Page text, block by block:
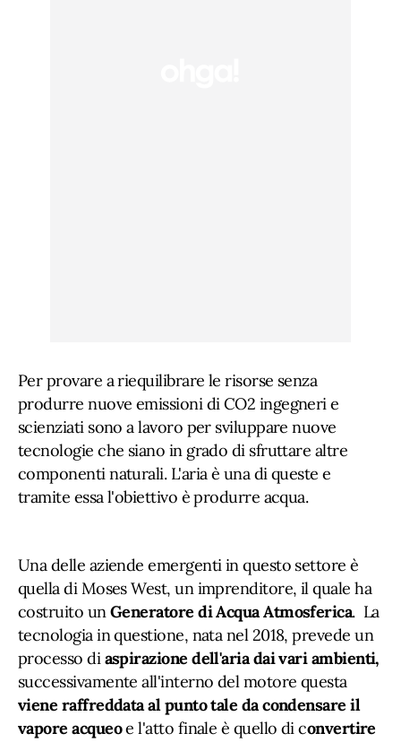
Per provare a riequilibrare le risorse senza
produrre nuove emissioni di CO2 ingegneri e
scienziati sono a lavoro per sviluppare nuove
tecnologie che siano in grado di sfruttare altre
componenti naturali. L'aria è una di queste e
tramite essa l'obiettivo è produrre acqua.
Una delle aziende emergenti in questo settore è
quella di Moses West, un imprenditore, il quale ha
costruito unGeneratore di Acqua Atmosferica. La
tecnologia in questione, nata nel 2018, prevede un
processo diaspirazione dell'aria dai vari ambienti,
successivamente all'interno del motore questa
viene raffreddata al punto tale da condensare il
vapore acqueoe l'atto finale è quello di convertire